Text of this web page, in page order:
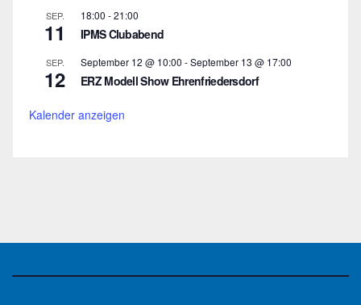
SEP.
11
18:00 -21:00
IPMS Clubabend
SEP.
12
September 12 @ 10:00 -September 13 @ 17:00
ERZ Modell Show Ehrenfriedersdorf
Kalender anzeigen